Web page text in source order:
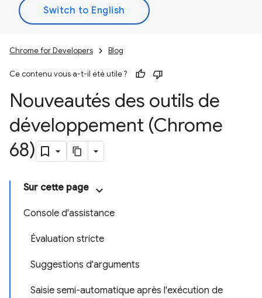
Chrome for Developers Blog
Ce contenu vous a-t-il été utile ?
Nouveautés des outils de
développement (Chrome
68)
Sur cette page
Console d'assistance
Évaluation stricte
Suggestions d'arguments
Saisie semi-automatique après l'exécution de